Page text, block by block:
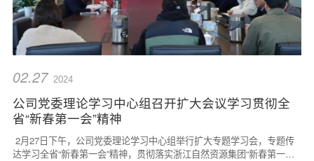
02.27 2024
公司党委理论学习中心组召开扩大会议学习贯彻全
省“新春第一会”精神
2月27日下午，公司党委理论学习中心组举行扩大专题学习会，专题传
达学习全省“新春第一会”精神，贯彻落实浙江自然资源集团“新春第一会”